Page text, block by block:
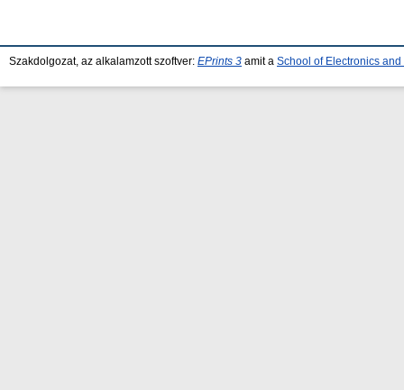
Szakdolgozat, az alkalamzott szoftver: EPrints 3 amit a School of Electronics